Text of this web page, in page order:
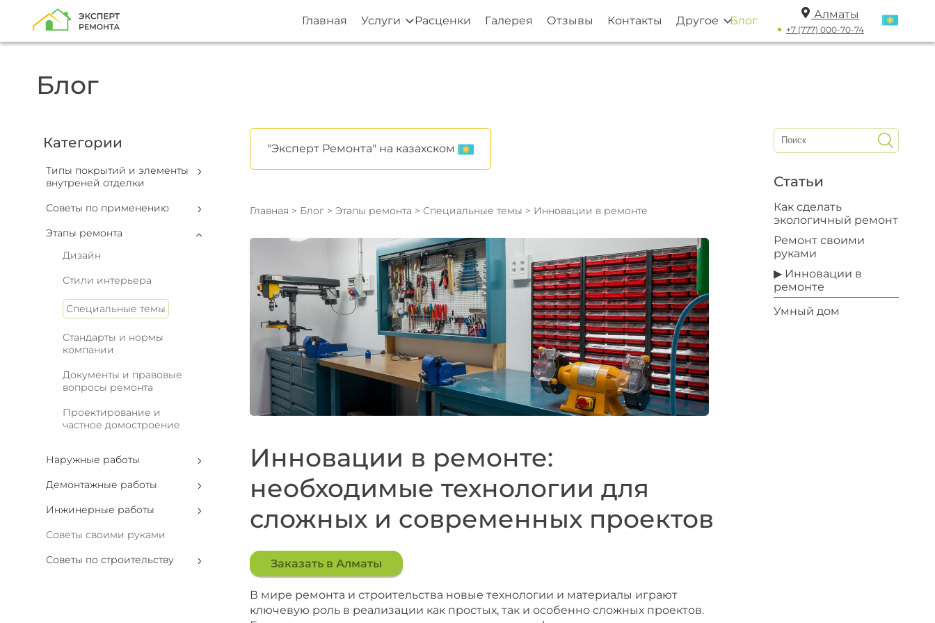
Главная Услуги Расценки Галерея Отзывы Контакты Другое Блог Алматы
+7 (777) 000-70-74
Блог
Категории
Типы покрытий и элементы
внутреней отделки
Советы по применению
Этапы ремонта
Дизайн
Стили интерьера
Специальные темы
Стандарты и нормы
компании
Документы и правовые
вопросы ремонта
Проектирование и
частное домостроение
Наружные работы
Демонтажные работы
Инжинерные работы
Советы своими руками
Советы по строительству
"Эксперт Ремонта" на казахском
Главная > Блог> Этапы ремонта > Специальные темы > Инновации в ремонте
Инновации в ремонте:
необходимые технологии для
сложных и современных проектов
Заказать в Алматы
В мире ремонта и строительства новые технологии и материалы играют
ключевую роль в реализации как простых, так и особенно сложных проектов.
Статьи
Как сделать
экологичный ремонт
Ремонт своими
руками
▶ Инновации в
ремонте
Умный дом